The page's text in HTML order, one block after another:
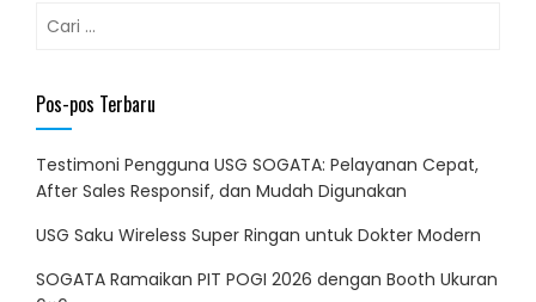
Cari
Pos-pos Terbaru
Testimoni Pengguna USG SOGATA: Pelayanan Cepat,
After Sales Responsif, dan Mudah Digunakan
USG Saku Wireless Super Ringan untuk Dokter Modern
SOGATA Ramaikan PIT POGI 2026 dengan Booth Ukuran